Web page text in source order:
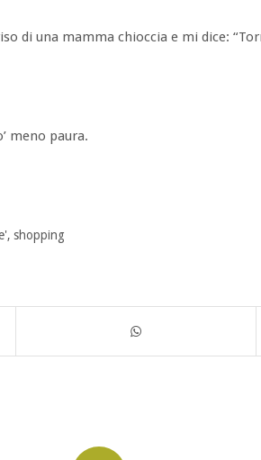
di una mamma chioccia e mi dice:
meno paura.
, shopping